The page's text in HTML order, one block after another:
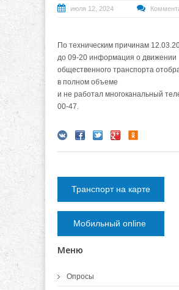
июля 12, 2024
По техническим причинам
до 09-20 информация о движении
общественного транспорта
в полном объеме
и не работал многоканальный
00-47.
Транспорт на карте
Мобильный online
Меню
Опросы